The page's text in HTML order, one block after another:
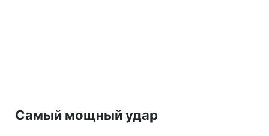
Самый мощный удар